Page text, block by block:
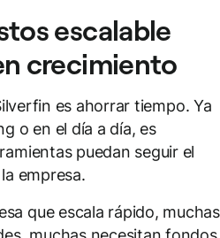
escalable
crecimiento
es ahorrar tiempo. Ya
o en el día a día, es
puedan seguir el
empresa.
que escala rápido, muchas